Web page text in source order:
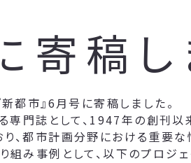
寄稿
都市』6月号に寄稿しました。
る専門誌として、1947年の創
、都市計画分野における重要な
み事例として、以下のプロジェ